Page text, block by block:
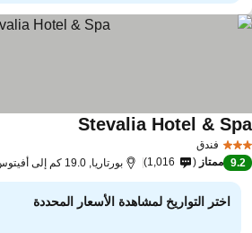
فندق
Stevalia Hotel &مشاهدة الأسعار
9.2 ممتاز 1,016 بورتاريا, 19.0 كم إلى أفيتوس
اختر التواريخ لمشاهدة الأسعار المحددة